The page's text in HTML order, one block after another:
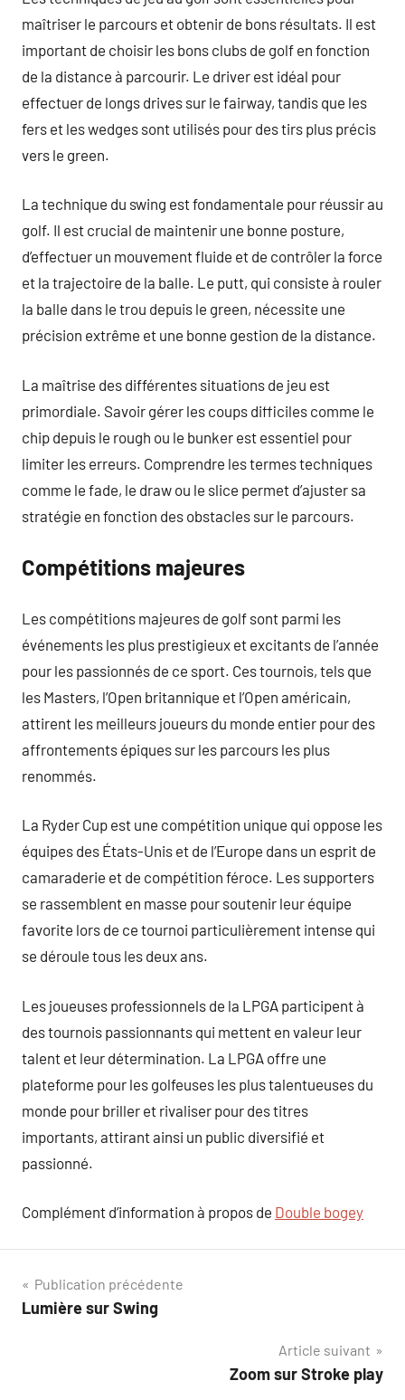
maîtriser le parcours et obtenir de bons résultats. Il est
important de choisir les bons clubs de golf en fonction
de la distance à parcourir. Le driver est idéal pour
effectuer de longs drives sur le fairway, tandis que les
fers et les wedges sont utilisés pour des tirs plus précis
vers le green.
La technique du swing est fondamentale pour réussir au
golf. Il est crucial de maintenir une bonne posture,
d’effectuer un mouvement fluide et de contrôler la force
et la trajectoire de la balle. Le putt, qui consiste à rouler
la balle dans le trou depuis le green, nécessite une
précision extrême et une bonne gestion de la distance.
La maîtrise des différentes situations de jeu est
primordiale. Savoir gérer les coups difficiles comme le
chip depuis le rough ou le bunker est essentiel pour
limiter les erreurs. Comprendre les termes techniques
comme le fade, le draw ou le slice permet d’ajuster sa
stratégie en fonction des obstacles sur le parcours.
Compétitions majeures
Les compétitions majeures de golf sont parmi les
événements les plus prestigieux et excitants de l’année
pour les passionnés de ce sport. Ces tournois, tels que
les Masters, l’Open britannique et l’Open américain,
attirent les meilleurs joueurs du monde entier pour des
affrontements épiques sur les parcours les plus
renommés.
La Ryder Cup est une compétition unique qui oppose les
équipes des États-Unis et de l’Europe dans un esprit de
camaraderie et de compétition féroce. Les supporters
se rassemblent en masse pour soutenir leur équipe
favorite lors de ce tournoi particulièrement intense qui
se déroule tous les deux ans.
Les joueuses professionnels de la LPGA participent à
des tournois passionnants qui mettent en valeur leur
talent et leur détermination. La LPGA offre une
plateforme pour les golfeuses les plus talentueuses du
monde pour briller et rivaliser pour des titres
importants, attirant ainsi un public diversifié et
passionné.
Complément d’information à propos de Double bogey
Navigation
de
Publication précédente
Lumière sur Swing
Article suivant
Zoom sur Stroke play